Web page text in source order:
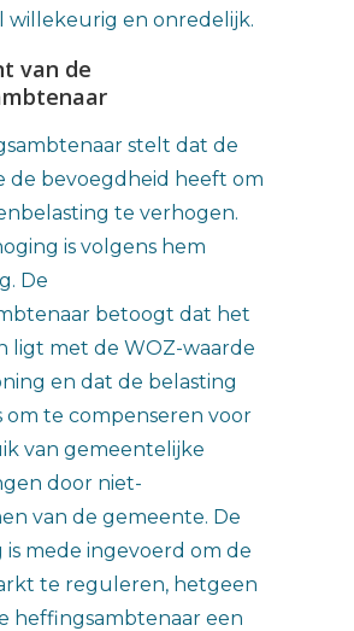
willekeurig en onredelijk.
van de
stelt dat de
de bevoegdheid heeft om
te verhogen.
is volgens hem
De
betoogt dat het
ligt met de WOZ-waarde
en dat de belasting
om te compenseren voor
van gemeentelijke
door niet-
van de gemeente. De
mede ingevoerd om de
te reguleren, hetgeen
heffingsambtenaar een